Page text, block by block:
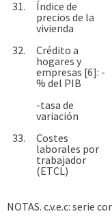
31.
Índice de
precios de la
vivienda
32.
Crédito a
hogares y
empresas [6]: -
% del PIB
-tasa de
variación
33.
Costes
laborales por
trabajador
(ETCL)
NOTAS. c.v.e.c: serie